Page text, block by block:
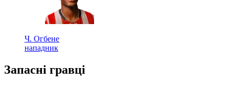
Ч. Огбене
нападник
Запасні гравці